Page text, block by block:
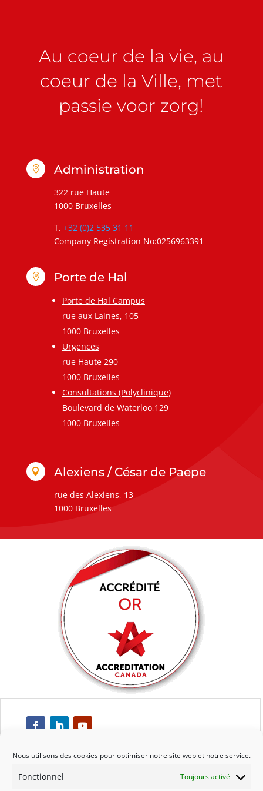
Nous utilisons des cookies pour optimiser notre site web et notre service.
Fonctionnel Toujours activé
Au coeur de la vie, au
coeur de la Ville, met
passie voor zorg!
 Administration
322 rue Haute
1000 Bruxelles
T. +32 (0)2 535 31 11
Company Registration No:0256963391
 Porte de Hal
Porte de Hal Campus
rue aux Laines, 105
1000 Bruxelles
Urgences
rue Haute 290
1000 Bruxelles
Consultations (Polyclinique)
Boulevard de Waterloo,129
1000 Bruxelles
 Alexiens / César de Paepe
rue des Alexiens, 13
1000 Bruxelles
Respect